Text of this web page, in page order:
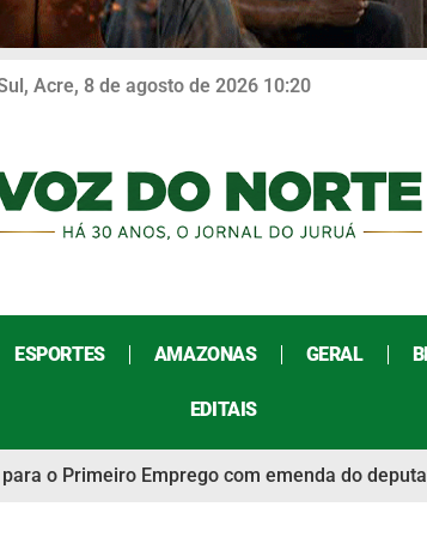
Acre, 8 de agosto de 2026 10:20
ESPORTES AMAZONAS GERAL
EDITAIS
o Primeiro Emprego com emenda do